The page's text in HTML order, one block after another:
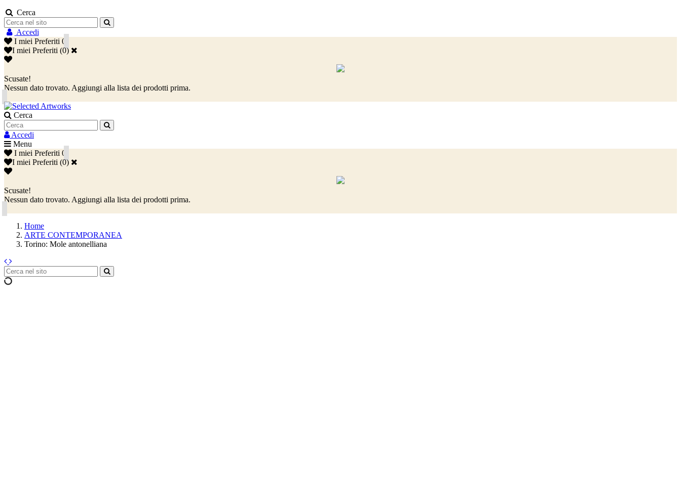
Cerca
Accedi
I miei Preferiti 0
I miei Preferiti (0)
Scusate!
Nessun dato trovato. Aggiungi alla lista dei prodotti prima.
Cerca
Accedi
Menu
I miei Preferiti 0
I miei Preferiti (0)
Scusate!
Nessun dato trovato. Aggiungi alla lista dei prodotti prima.
Home
ARTE CONTEMPORANEA
Torino: Mole antonelliana